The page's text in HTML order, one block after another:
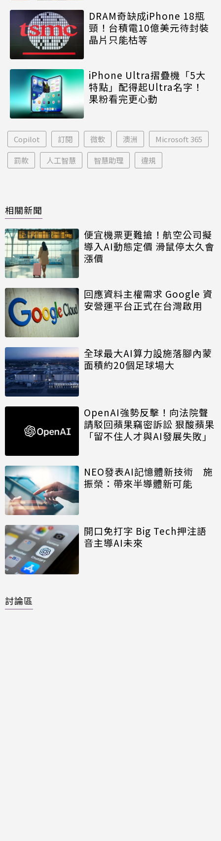
DRAM奇缺成iPhone 18瓶
頸！台積電10億美元待封裝
晶片只能枯等
iPhone Ultra摺疊機「5大
特點」配得起Ultra名字！
果粉看完更心動
Copilot 訂閱 微軟 澳洲 Microsoft 365
罰款 人工智慧 智慧助理 違規
相關新聞
便宜機票更難搶！航空公司擬
導入AI動態定價 滑鼠停太久會
漲價
回應資料主權需求 Google 資
安營運平台正式在台灣啟用
全球最大AI算力設施落腳內蒙
面積約20個足球場大
OpenAI強勢反擊！向法院聲
請駁回蘋果竊密訴訟 狠酸蘋果
「留不住人才與AI發展失敗」
NEO發表AI記憶體新技術 施
振榮：帶來半導體新可能
開口免打字 Big Tech押注語
音主導AI未來
討論區